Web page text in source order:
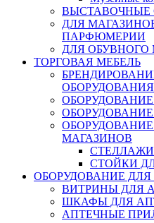
ВЫСТАВОЧНЫЕ
ДЛЯ
ПАРФЮМЕРИИ
ДЛЯ ОБУВНОГО
ТОРГОВАЯ МЕБЕЛЬ
ОБОРУДОВАНИЯ
МАГАЗИНОВ
СТОЙКИ
ОБОРУДОВАНИЕ ДЛЯ
ВИТРИНЫ ДЛЯ
ШКАФЫ ДЛЯ
АПТЕЧНЫЕ